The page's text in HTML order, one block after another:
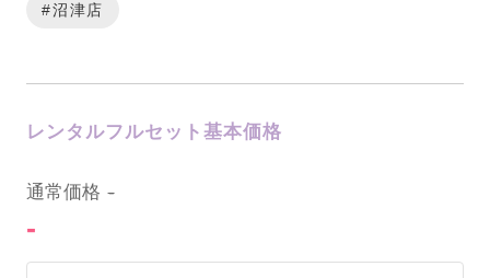
#沼津店
レンタルフルセット基本価格
通常価格 -
-